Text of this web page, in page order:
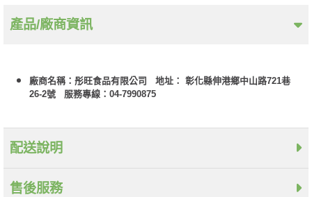
產品/廠商資訊
廠商名稱：彤旺食品有限公司 地址： 彰化縣伸港鄉中山路721巷
26-2號 服務專線：04-7990875
配送說明
售後服務